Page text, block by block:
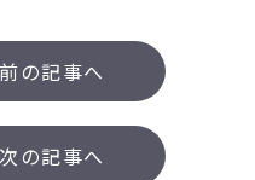
の記事へ
の記事へ